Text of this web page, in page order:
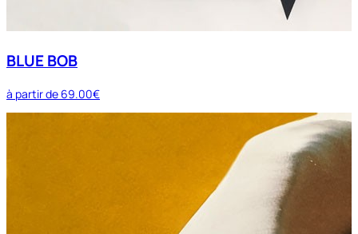
BLUE BOB
à partir de 69.00€